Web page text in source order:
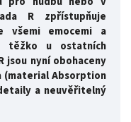
R zpřístupňuje
všemi emocemi a
těžko u ostatních
jsou nyní obohaceny
(material Absorption
a neuvěřitelný